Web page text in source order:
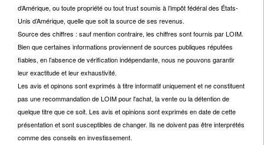
d’Amérique, ou toute propriété ou tout trust soumis à l’impôt fédéral des États-
Unis d’Amérique, quelle que soit la source de ses revenus.
Source des chiffres : sauf mention contraire, les chiffres sont fournis par LOIM.
Bien que certaines informations proviennent de sources publiques réputées
fiables, en l’absence de vérification indépendante, nous ne pouvons garantir
leur exactitude et leur exhaustivité.
Les avis et opinons sont exprimés à titre informatif uniquement et ne constituent
pas une recommandation de LOIM pour l'achat, la vente ou la détention de
quelque titre que ce soit. Les avis et opinions sont exprimés en date de cette
présentation et sont susceptibles de changer. Ils ne doivent pas être interprétés
comme des conseils en investissement.